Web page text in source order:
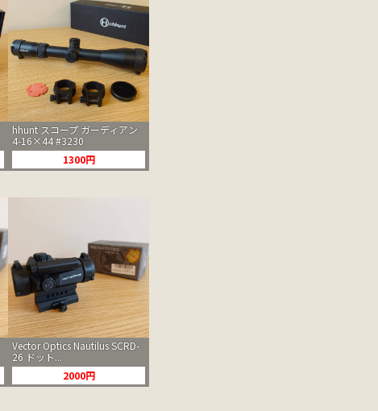
hhunt スコープ ガーディアン
4-16×44 #3230
1300円
Vector Optics Nautilus SCRD-
26 ドット...
2000円